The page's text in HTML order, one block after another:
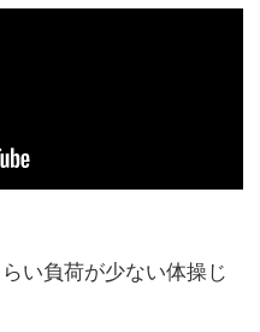
い負荷が少ない体操じ